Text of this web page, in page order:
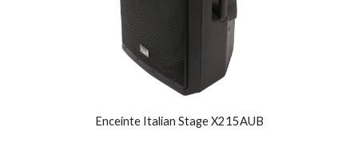
Enceinte Italian Stage X215AUB